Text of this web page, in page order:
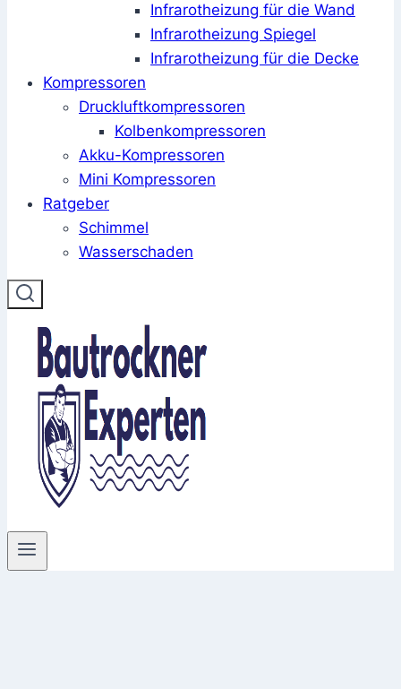
Infrarotheizung für die Wand
Infrarotheizung Spiegel
Infrarotheizung für die Decke
Kompressoren
Druckluftkompressoren
Kolbenkompressoren
Akku-Kompressoren
Mini Kompressoren
Ratgeber
Schimmel
Wasserschaden